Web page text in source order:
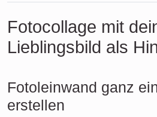
Fotocollage mit
Lieblingsbild als
Fotoleinwand ganz
erstellen